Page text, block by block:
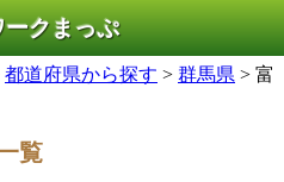
クまっぷ
都道府県から探す > 群馬県 > 富
覧